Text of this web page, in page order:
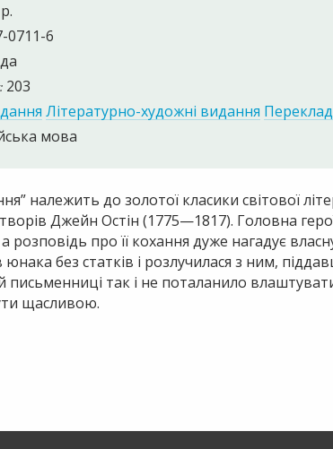
0711-6
203
Літературно-художні видання
мова
належить до золотої класики світової
Джейн Остін (1775—1817). Головна
розповідь про її кохання дуже нагадує
юнака без статків і розлучилася з ним,
так і не поталанило
щасливою.